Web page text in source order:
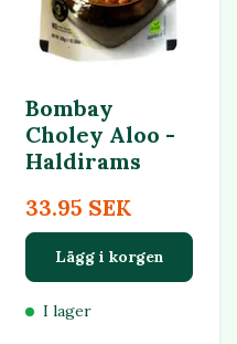
Bombay
Choley Aloo -
Haldirams
33.95 SEK
Lägg i korgen
I lager